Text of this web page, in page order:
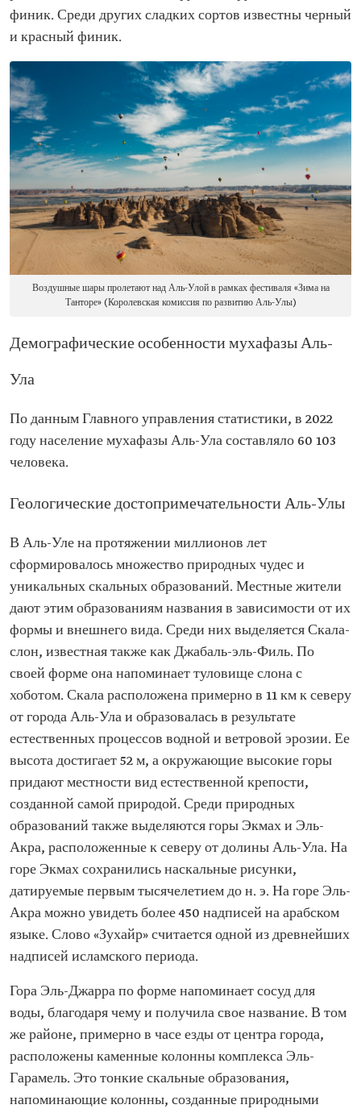
финик. Среди других сладких сортов известны черный
и красный финик.
Воздушные шары пролетают над Аль-Улой в рамках фестиваля «Зима на
Танторе» (Королевская комиссия по развитию Аль-Улы)
Демографические особенности мухафазы Аль-
Ула
По данным Главного управления статистики, в 2022
году население мухафазы Аль-Ула составляло 60 103
человека.
Геологические достопримечательности Аль-Улы
В Аль-Уле на протяжении миллионов лет
сформировалось множество природных чудес и
уникальных скальных образований. Местные жители
дают этим образованиям названия в зависимости от их
формы и внешнего вида. Среди них выделяется Скала-
слон, известная также как Джабаль-эль-Филь. По
своей форме она напоминает туловище слона с
хоботом. Скала расположена примерно в 11 км к северу
от города Аль-Ула и образовалась в результате
естественных процессов водной и ветровой эрозии. Ее
высота достигает 52 м, а окружающие высокие горы
придают местности вид естественной крепости,
созданной самой природой. Среди природных
образований также выделяются горы Экмах и Эль-
Акра, расположенные к северу от долины Аль-Ула. На
горе Экмах сохранились наскальные рисунки,
датируемые первым тысячелетием до н. э. На горе Эль-
Акра можно увидеть более 450 надписей на арабском
языке. Слово «Зухайр» считается одной из древнейших
надписей исламского периода.
Гора Эль-Джарра по форме напоминает сосуд для
воды, благодаря чему и получила свое название. В том
же районе, примерно в часе езды от центра города,
расположены каменные колонны комплекса Эль-
Гарамель. Это тонкие скальные образования,
напоминающие колонны, созданные природными